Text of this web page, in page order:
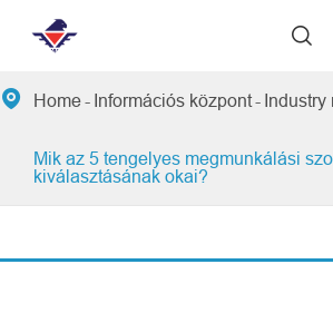

 Home Információs központ
Mik az 5 tengelyes megmunkálási
kiválasztásának okai?